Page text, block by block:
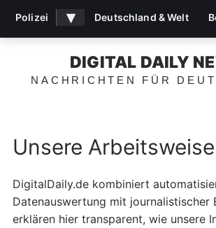
DIGITAL DAILY
NACHRICHTEN FÜR
Unsere Arbeitsweise
DigitalDaily.de kombiniert
Datenauswertung mit journalistischer
erklären hier transparent, wie unsere
Polizei ▾ Deutschland & Welt